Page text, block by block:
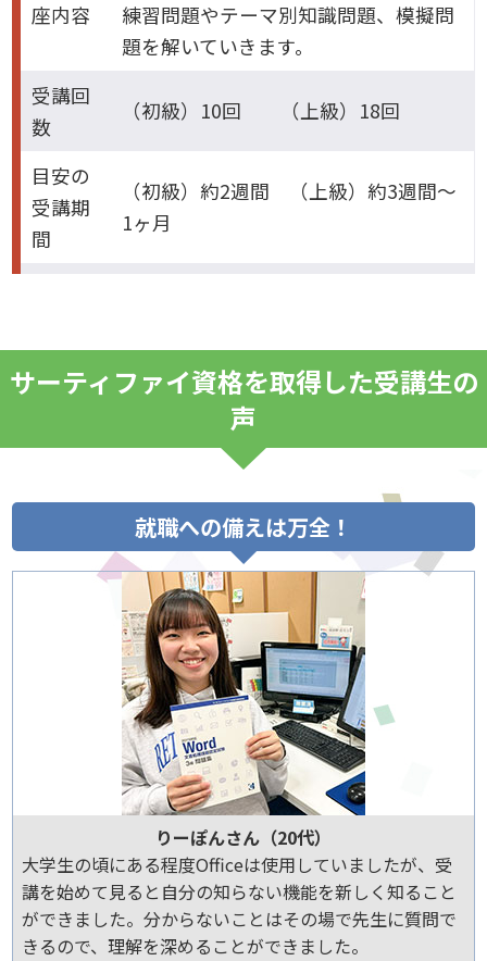
座内容
練習問題やテーマ別知識問題、模擬問
題を解いていきます。
受講回
数
（初級）10回 （上級）18回
目安の
受講期
間
（初級）約2週間 （上級）約3週間～
1ヶ月
サーティファイ資格を取得した受講生の
声
就職への備えは万全！
りーぽんさん（20代）
大学生の頃にある程度Officeは使用していましたが、受
講を始めて見ると自分の知らない機能を新しく知ること
ができました。分からないことはその場で先生に質問で
きるので、理解を深めることができました。